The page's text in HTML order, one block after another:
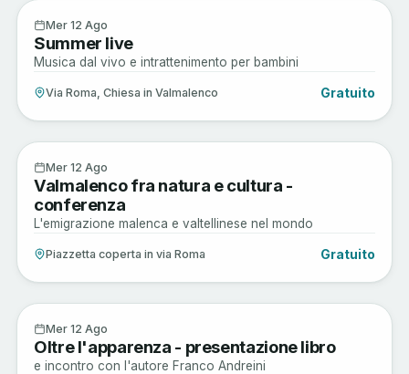
Enogastronomia
Mer 12 Ago
Summer live
Musica dal vivo e intrattenimento per bambini
Via Roma, Chiesa in Valmalenco Gratuito
Arte e Cultura
Mer 12 Ago
Valmalenco fra natura e cultura -
conferenza
L'emigrazione malenca e valtellinese nel mondo
Piazzetta coperta in via Roma Gratuito
Arte e Cultura
Mer 12 Ago
Oltre l'apparenza - presentazione libro
e incontro con l'autore Franco Andreini